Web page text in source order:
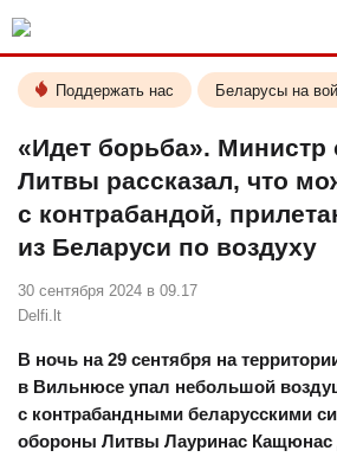
Поддержать нас Беларусы на
«Идет борьба».
Литвы рассказал, что
с контрабандой,
из Беларуси по воздуху
30 сентября 2024 в 09.17
Delfi.lt
В ночь на 29 сентября на
в Вильнюсе упал небольшой
с контрабандными беларусскими
обороны Литвы Лауринас Кащюнас